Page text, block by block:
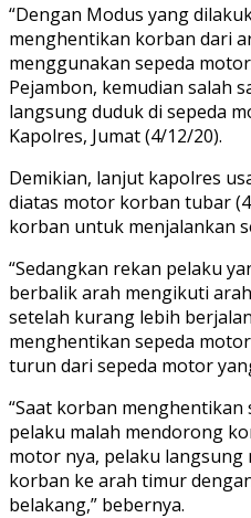
“Dengan Modus yang
menghentikan korban dari
menggunakan sepeda
Pejambon, kemudian salah
langsung duduk di sepeda
Kapolres, Jumat (4/12/20).
Demikian, lanjut kapolres
diatas motor korban tubar
korban untuk menjalankan
“Sedangkan rekan pelaku
berbalik arah mengikuti
setelah kurang lebih
menghentikan sepeda
turun dari sepeda motor
“Saat korban
pelaku malah mendorong
motor nya, pelaku
korban ke arah timur
belakang,” bebernya.